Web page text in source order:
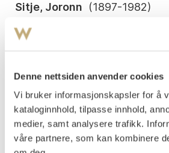
Denne nettsiden anvender cookies
Vi bruker informasjonskapsler for å
kataloginnhold, tilpasse innhold,
medier, samt analysere trafikk.
våre partnere, som kan kombinere
Sitje, Joronn (1897-1982)
Påtegnet på baksiden av lerretet:
"Sitje: "Chemaross"."
Vurdering
NOK 10 000–15 000